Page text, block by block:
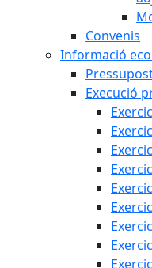
Convenis
Informació
Execució